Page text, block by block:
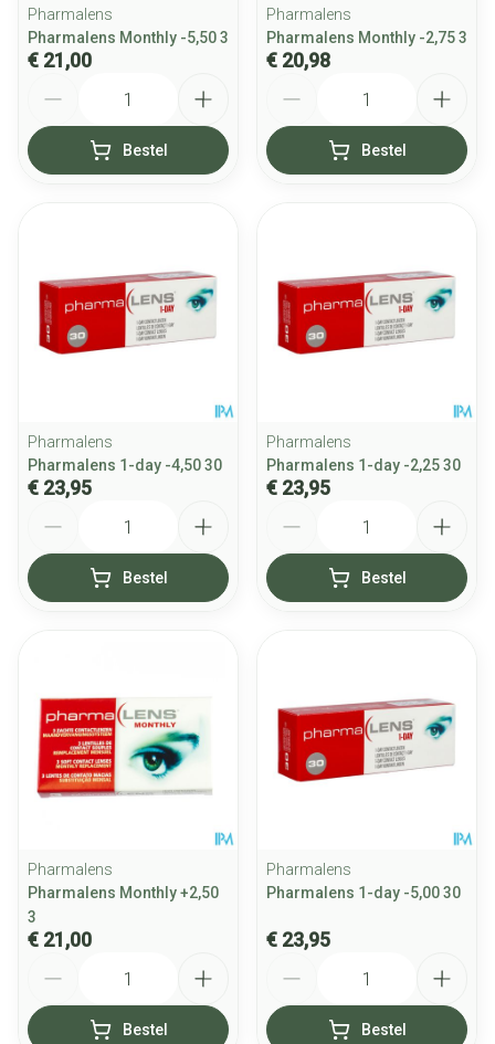
Pharmalens
Pharmalens Monthly -5,50 3
€ 21,00
Bestel
Pharmalens
Pharmalens Monthly -2,75 3
€ 20,98
Bestel
Pharmalens
Pharmalens 1-day -4,50 30
€ 23,95
Bestel
Pharmalens
Pharmalens 1-day -2,25 30
€ 23,95
Bestel
Pharmalens
Pharmalens Monthly +2,50
3
€ 21,00
Bestel
Pharmalens
Pharmalens 1-day -5,00 30
€ 23,95
Bestel